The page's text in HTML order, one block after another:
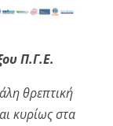
Π.Γ.Ε.
θρεπτική
κυρίως στα